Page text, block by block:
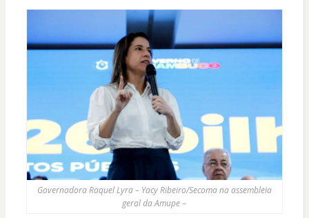
Governadora Raquel Lyra – Yacy Ribeiro/Secoma na assembleia
geral da Amupe –